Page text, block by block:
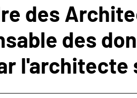
4 CODT
des
des
l'architecte